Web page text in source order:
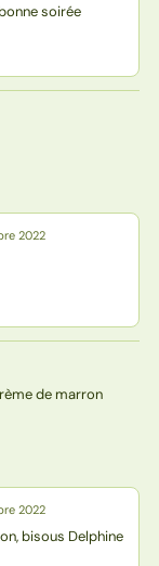
soirée
2022
de marron
2022
bisous Delphine